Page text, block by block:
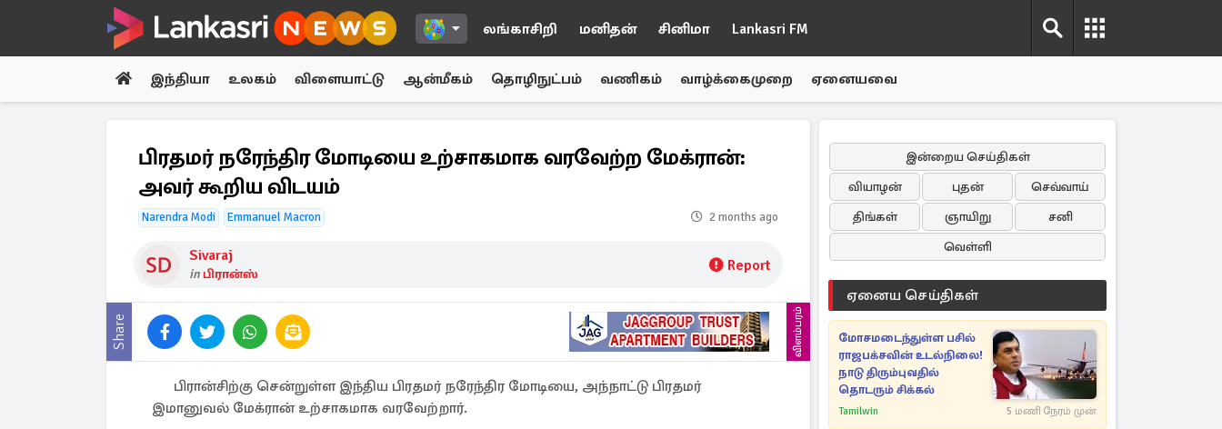
லங்காசிறி மனிதன் சினிமா Lankasri FM
இந்தியா உலகம் விளையாட்டு ஆன்மீகம் தொழிநுட்பம் வணிகம் வாழ்க்கைமுறை ஏனையவை
பிரதமர் நரேந்திர மோடியை உற்சாகமாக வரவேற்ற மேக்ரான்:
அவர் கூறிய விடயம்
Narendra Modi Emmanuel Macron 2 months ago
Sivaraj
inபிரான்ஸ் Report
Share விளம்பரம்
பிரான்சிற்கு சென்றுள்ள இந்திய பிரதமர் நரேந்திர மோடியை, அந்நாட்டு பிரதமர்
இமானுவல் மேக்ரான் உற்சாகமாக வரவேற்றார்.
இன்றைய செய்திகள்
வியாழன்
புதன்
செவ்வாய்
திங்கள்
ஞாயிறு
சனி
வெள்ளி
ஏனைய செய்திகள்
மோசமடைந்துள்ள பசில்
ராஜபக்சவின் உடல்நிலை!
நாடு திரும்புவதில்
தொடரும் சிக்கல்
Tamilwin 5 மணி நேரம் முன்